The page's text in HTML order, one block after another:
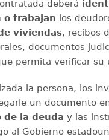
deberá
o trabajan los
viviendas, recibos
documentos
permita verificar su
la persona, los
un documento
de la deuda y las
al Gobierno